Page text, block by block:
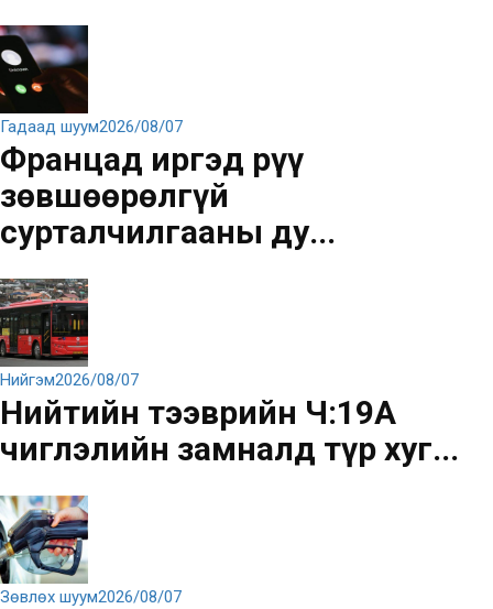
Гадаад шуум2026/08/07
Францад иргэд рүү
зөвшөөрөлгүй
сурталчилгааны ду...
Нийгэм2026/08/07
Нийтийн тээврийн Ч:19А
чиглэлийн замналд түр хуг...
Зөвлөх шуум2026/08/07